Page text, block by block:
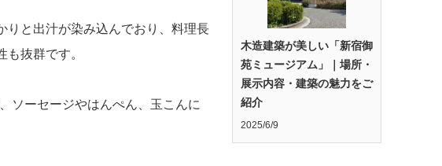
りと出汁が染み込んでおり、料理長
抜群です。
ソーセージやはんぺん、玉こんに
木造建築が美しい「新宿御
苑ミュージアム」｜場所・
展示内容・建築の魅力をご
紹介
2025/6/9